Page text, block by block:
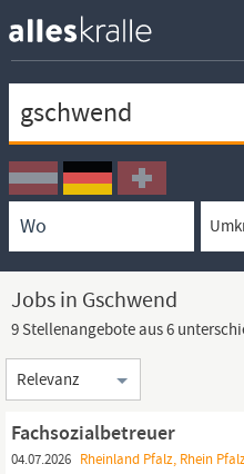
Ortssuche
Umkreissuche
Arbeitsform
Jobs in Gschwend
9 Stellenangebote aus 6
Sortierung
Fachsozialbetreuer
04.07.2026 Rheinland Pfalz, Rhein